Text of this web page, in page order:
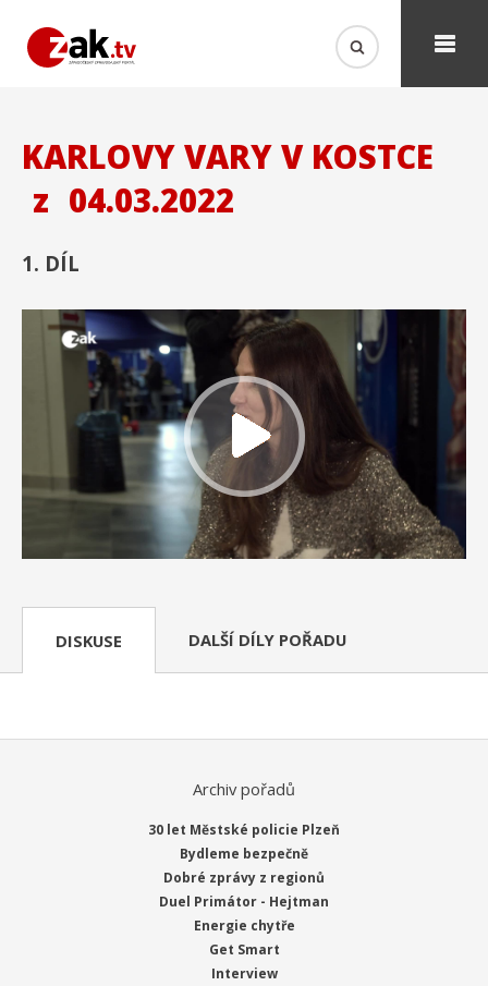
KARLOVY VARY V KOSTCE
z 04.03.2022
1. DÍL
DISKUSE DALŠÍ DÍLY POŘADU
Archiv pořadů
30 let Městské policie Plzeň
Bydleme bezpečně
Dobré zprávy z regionů
Duel Primátor - Hejtman
Energie chytře
Get Smart
Interview